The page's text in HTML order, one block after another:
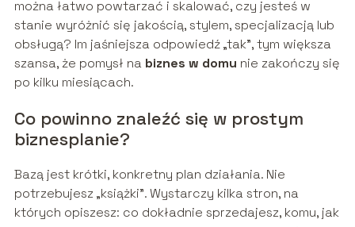
można łatwo powtarzać i skalować, czy jesteś w
stanie wyróżnić się jakością, stylem, specjalizacją lub
obsługą? Im jaśniejsza odpowiedź „tak”, tym większa
szansa, że pomysł na biznes w domu nie zakończy się
po kilku miesiącach.
Co powinno znaleźć się w prostym
biznesplanie?
Bazą jest krótki, konkretny plan działania. Nie
potrzebujesz „książki”. Wystarczy kilka stron, na
których opiszesz: co dokładnie sprzedajesz, komu, jak